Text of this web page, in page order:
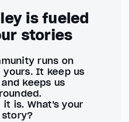
is fueled
stories
runs on
yours. It keep us
keeps us
it is. What's your
story?